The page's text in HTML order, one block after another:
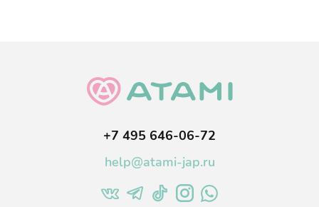
+7 495 646-06-72
help@atami-jap.ru